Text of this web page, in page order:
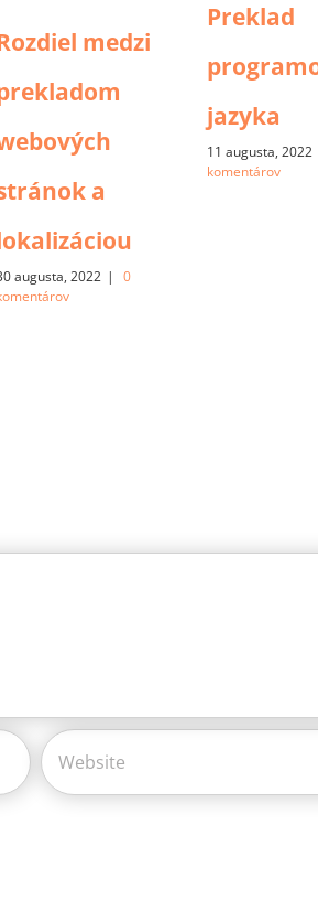
medzi
a
augusta, 2022 |
0
Preklad
jazyka
11 augusta, 2022
komentárov